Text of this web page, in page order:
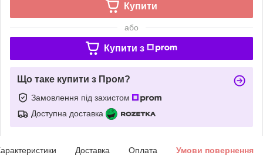
Купити
або
Купити з
Що таке купити з Пром?
Замовлення під захистом
Доступна доставка
Доставка Оплата Умови повернення